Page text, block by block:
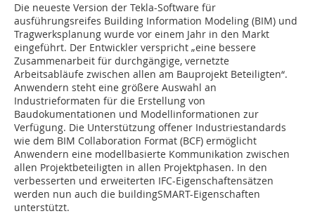
Die neueste Version der Tekla-Software für
ausführungsreifes Building Information Modeling (BIM) und
Tragwerksplanung wurde vor einem Jahr in den Markt
eingeführt. Der Entwickler verspricht „eine bessere
Zusammenarbeit für durchgängige, vernetzte
Arbeitsabläufe zwischen allen am Bauprojekt Beteiligten“.
Anwendern steht eine größere Auswahl an
Industrieformaten für die Erstellung von
Baudokumentationen und Modellinformationen zur
Verfügung. Die Unterstützung offener Industriestandards
wie dem BIM Collaboration Format (BCF) ermöglicht
Anwendern eine modellbasierte Kommunikation zwischen
allen Projektbeteiligten in allen Projektphasen. In den
verbesserten und erweiterten IFC-Eigenschaftensätzen
werden nun auch die buildingSMART-Eigenschaften
unterstützt.